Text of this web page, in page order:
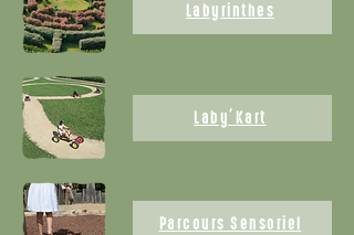
Labyrinthes
Laby'Kart
Parcours Sensoriel